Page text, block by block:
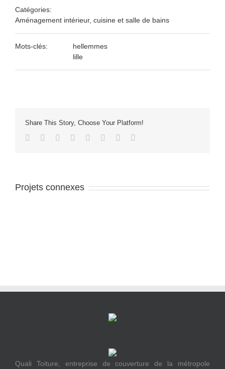
Catégories:
Aménagement intérieur, cuisine et salle de bains
Mots-clés:
hellemmes
lille
Share This Story, Choose Your Platform!
Facebook
TwitterLinkedIn
Reddit TumblrPinterest
Projets connexes
Quali Toiture, entreprise de couverture de la métropole